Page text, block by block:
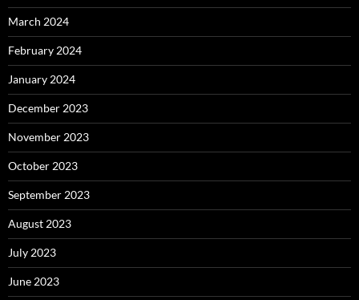
March 2024
February 2024
January 2024
December 2023
November 2023
October 2023
September 2023
August 2023
July 2023
June 2023